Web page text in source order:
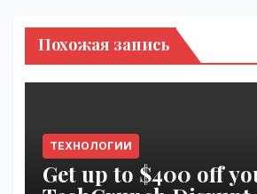
Похожая запись
ТЕХНОЛОГИИ
Get up to $400 off